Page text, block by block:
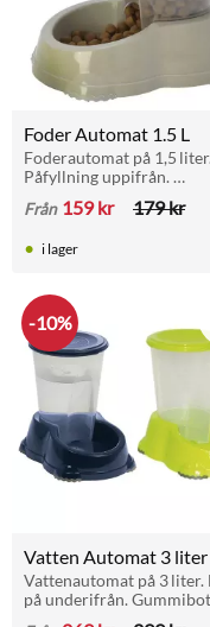
Foder Automat 1.5 L
Foderautomat på 1,5 liter.
Påfyllning uppifrån.
flera färger. För hundar
storlek.
Från 159kr 179kr
i lager
Vatten Automat 3 liter
Vattenautomat på 3 liter.
på underifrån.
10%